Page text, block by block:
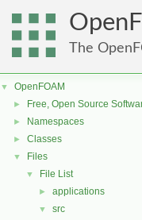
The
▼ OpenFOAM
► Free, Open Source
► Namespaces
► Classes
▼ Files
▼ File List
► applications
▼ src